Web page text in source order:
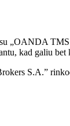
„OANDA
kad galiu bet
S.A.”